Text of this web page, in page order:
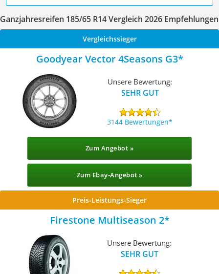
Ganzjahresreifen 185/65 R14 Vergleich 2026 Empfehlungen
Vergleichssieger
Goodyear Vector 4Seasons G3
Unsere Bewertung:
SEHR GUT
3144 Bewertungen
Zum Angebot »
Zum Ebay-Angebot »
Preis-Leistungs-Sieger
Firestone Multiseason 2
Unsere Bewertung:
SEHR GUT